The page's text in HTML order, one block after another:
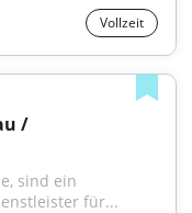
Vollzeit
sind ein
für...